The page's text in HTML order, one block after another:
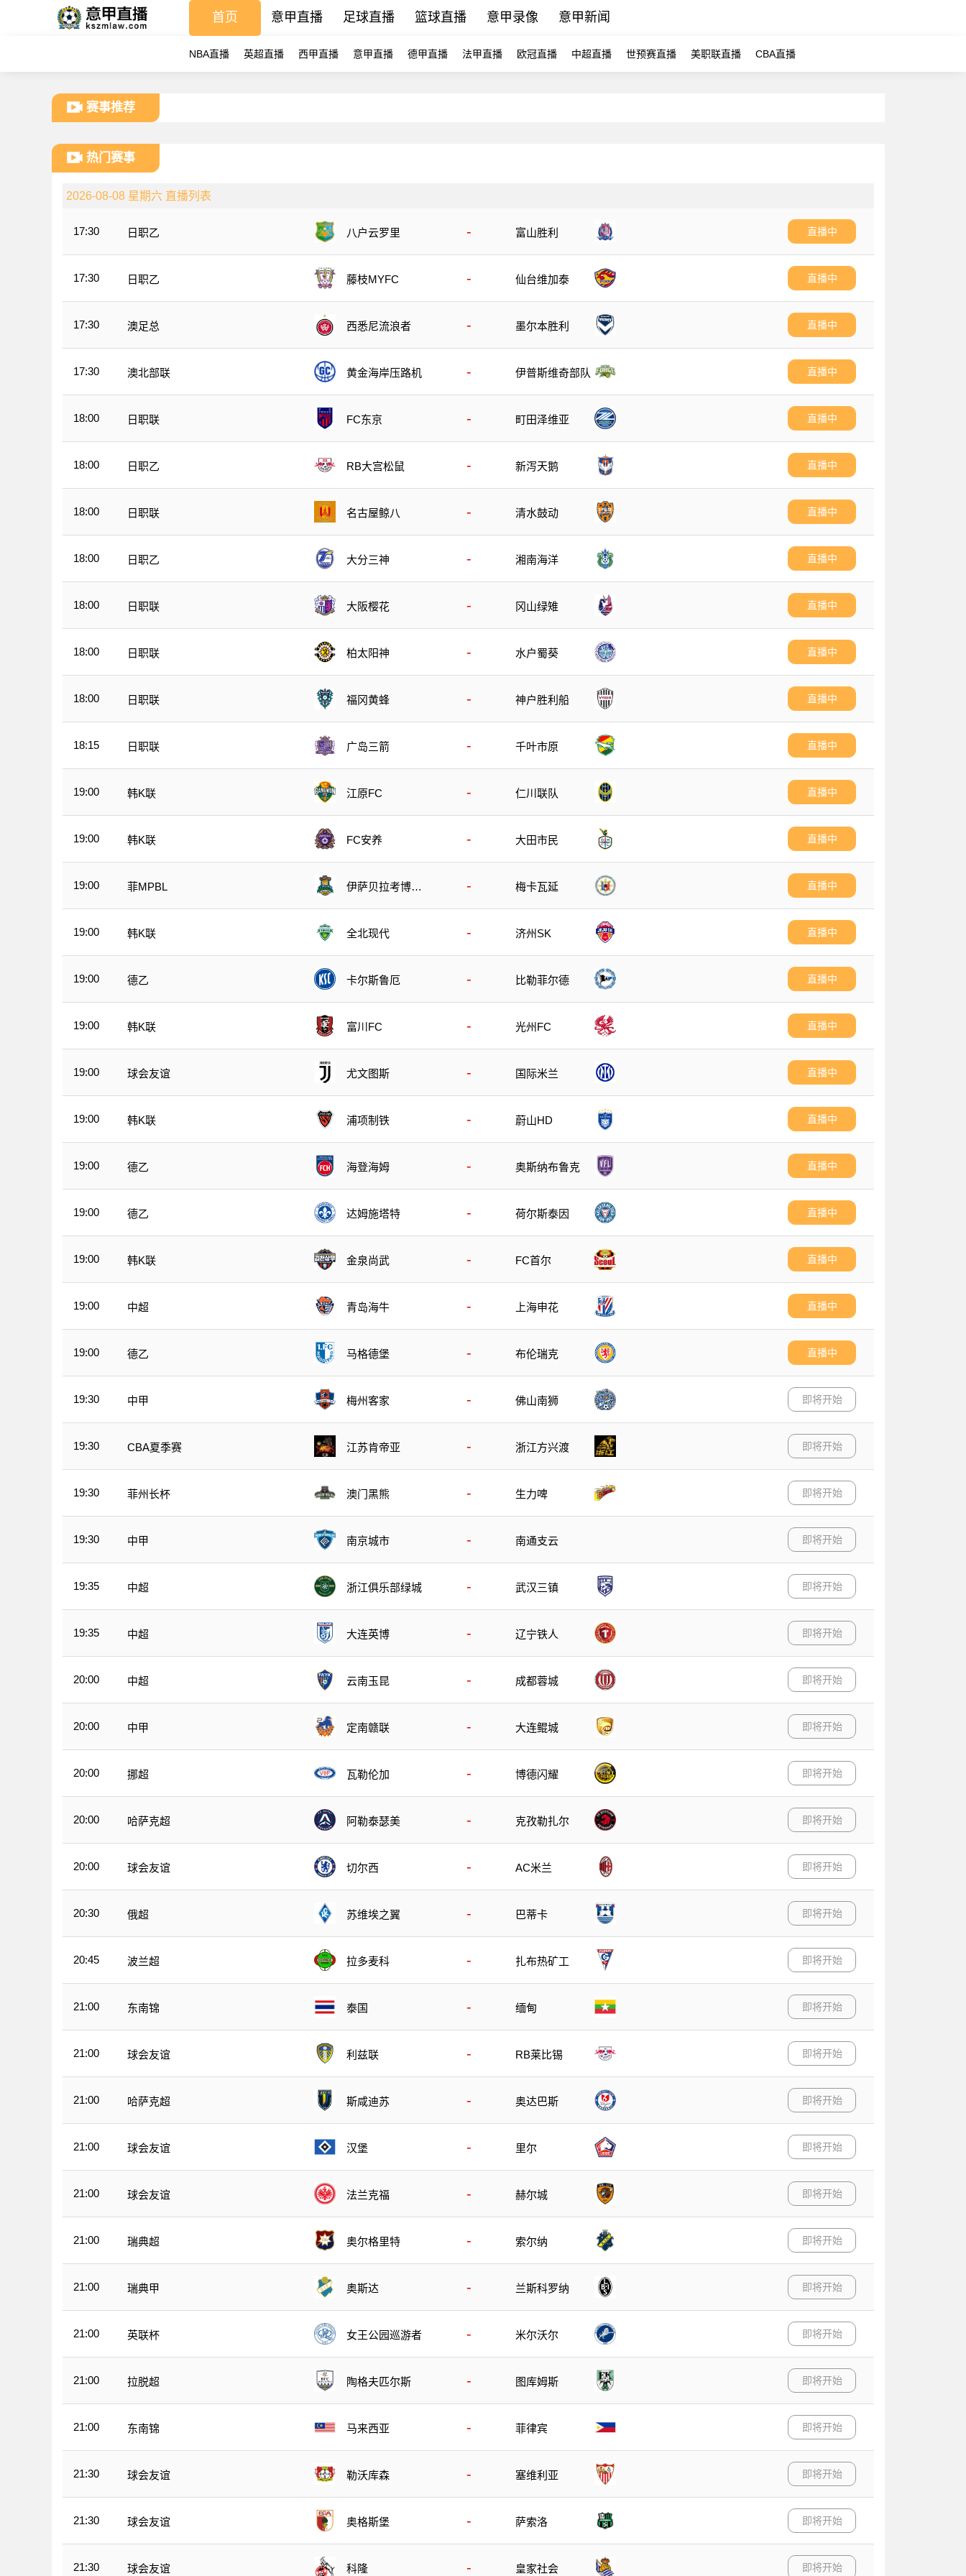
首页 意甲直播 足球直播 篮球直播 意甲录像 意甲新闻
NBA直播 英超直播 西甲直播 意甲直播 德甲直播 法甲直播 欧冠直播 中超直播 世预赛直播 美职联直播 CBA直播
赛事推荐
热门赛事
2026-08-08 星期六 直播列表
17:30 日职乙 八户云罗里 - 富山胜利 直播中
17:30 日职乙 藤枝MYFC - 仙台维加泰 直播中
17:30 澳足总 西悉尼流浪者 - 墨尔本胜利 直播中
17:30 澳北部联 黄金海岸压路机 - 伊普斯维奇部队 直播中
18:00 日职联 FC东京 - 町田泽维亚 直播中
18:00 日职乙 RB大宫松鼠 - 新泻天鹅 直播中
18:00 日职联 名古屋鲸八 - 清水鼓动 直播中
18:00 日职乙 大分三神 - 湘南海洋 直播中
18:00 日职联 大阪樱花 - 冈山绿雉 直播中
18:00 日职联 柏太阳神 - 水户蜀葵 直播中
18:00 日职联 福冈黄蜂 - 神户胜利船 直播中
18:15 日职联 广岛三箭 - 千叶市原 直播中
19:00 韩K联 江原FC - 仁川联队 直播中
19:00 韩K联 FC安养 - 大田市民 直播中
19:00 菲MPBL
伊萨贝拉考博伊
- 梅卡瓦延 直播中
19:00 韩K联 全北现代 - 济州SK 直播中
19:00 德乙 卡尔斯鲁厄 - 比勒菲尔德 直播中
19:00 韩K联 富川FC - 光州FC 直播中
19:00 球会友谊 尤文图斯 - 国际米兰 直播中
19:00 韩K联 浦项制铁 - 蔚山HD 直播中
19:00 德乙 海登海姆 - 奥斯纳布鲁克 直播中
19:00 德乙 达姆施塔特 - 荷尔斯泰因 直播中
19:00 韩K联 金泉尚武 - FC首尔 直播中
19:00 中超 青岛海牛 - 上海申花 直播中
19:00 德乙 马格德堡 - 布伦瑞克 直播中
19:30 中甲 梅州客家 - 佛山南狮 即将开始
19:30 CBA夏季赛 江苏肯帝亚 - 浙江方兴渡 即将开始
19:30 菲州长杯 澳门黑熊 - 生力啤 即将开始
19:30 中甲 南京城市 - 南通支云 即将开始
19:35 中超 浙江俱乐部绿城 - 武汉三镇 即将开始
19:35 中超 大连英博 - 辽宁铁人 即将开始
20:00 中超 云南玉昆 - 成都蓉城 即将开始
20:00 中甲 定南赣联 - 大连鲲城 即将开始
20:00 挪超 瓦勒伦加 - 博德闪耀 即将开始
20:00 哈萨克超 阿勒泰瑟美 - 克孜勒扎尔 即将开始
20:00 球会友谊 切尔西 - AC米兰 即将开始
20:30 俄超 苏维埃之翼 - 巴蒂卡 即将开始
20:45 波兰超 拉多麦科 - 扎布热矿工 即将开始
21:00 东南锦 泰国 - 缅甸 即将开始
21:00 球会友谊 利兹联 - RB莱比锡 即将开始
21:00 哈萨克超 斯咸迪苏 - 奥达巴斯 即将开始
21:00 球会友谊 汉堡 - 里尔 即将开始
21:00 球会友谊 法兰克福 - 赫尔城 即将开始
21:00 瑞典超 奥尔格里特 - 索尔纳 即将开始
21:00 瑞典甲 奥斯达 - 兰斯科罗纳 即将开始
21:00 英联杯 女王公园巡游者 - 米尔沃尔 即将开始
21:00 拉脱超 陶格夫匹尔斯 - 图库姆斯 即将开始
21:00 东南锦 马来西亚 - 菲律宾 即将开始
21:30 球会友谊 勒沃库森 - 塞维利亚 即将开始
21:30 球会友谊 奥格斯堡 - 萨索洛 即将开始
21:30 球会友谊 科隆 - 皇家社会 即将开始